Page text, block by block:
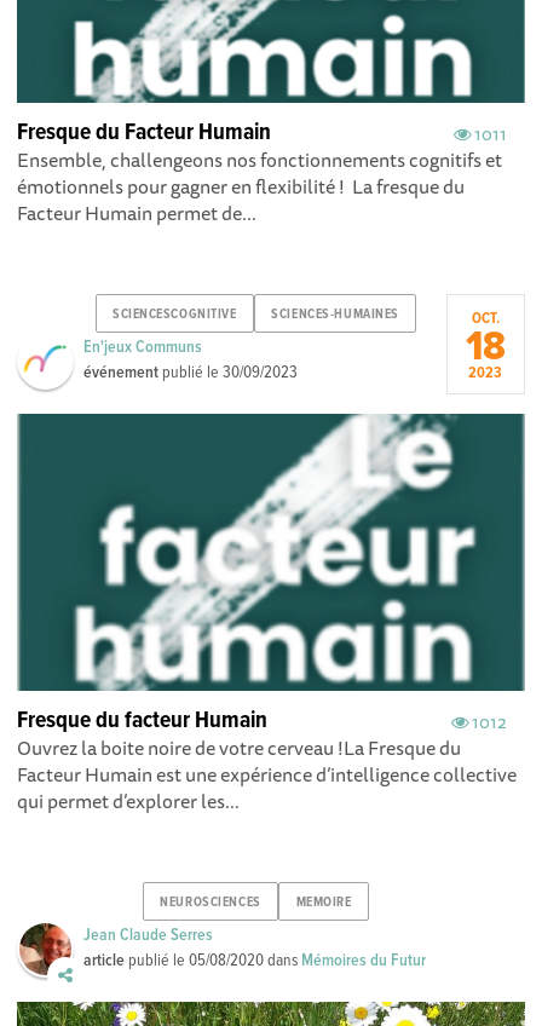
1011
Fresque du Facteur Humain
Ensemble, challengeons nos fonctionnements cognitifs et
émotionnels pour gagner en flexibilité ! La fresque du
Facteur Humain permet de...
SCIENCESCOGNITIVE SCIENCES-HUMAINES
En'jeux Communs
événement publié le30/09/2023
OCT.
18
2023
1012
Fresque du facteur Humain
Ouvrez la boite noire de votre cerveau !La Fresque du
Facteur Humain est une expérience d’intelligence collective
qui permet d’explorer les...
NEUROSCIENCES MEMOIRE
Jean Claude Serres
article publié le05/08/2020dans Mémoires du Futur